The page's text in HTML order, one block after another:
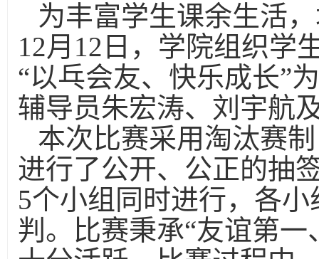
为丰富学生课余生活
12月12日，学院组织学
“以乓会友、快乐成长”
辅导员朱宏涛、刘宇航
本次比赛采用淘汰赛
进行了公开、公正的抽
5个小组同时进行，各
判。比赛秉承“友谊第